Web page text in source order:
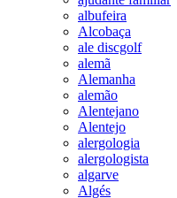
albufeira
Alcobaça
ale discgolf
alemã
Alemanha
alemão
Alentejano
Alentejo
alergologia
alergologista
algarve
Algés